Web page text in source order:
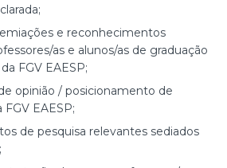
e reconhecimentos
as e alunos/as de graduação
FGV EAESP;
opinião / posicionamento de
EAESP;
de pesquisa relevantes sediados